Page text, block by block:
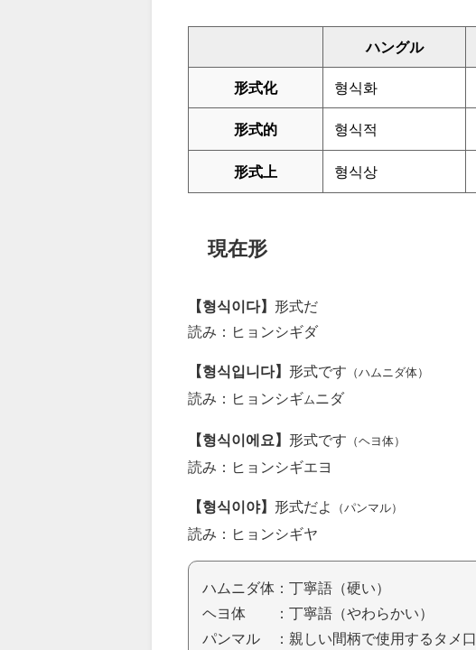
ハングル
形式化 형식화
形式的 형식적
形式上 형식상
現在形
【형식이다】 形式だ
読み：ヒョンシギダ
【형식입니다】 形式です （ハムニダ体）
読み：ヒョンシギム ニダ
【형식이에요】 形式です （ヘヨ体）
読み：ヒョンシギエヨ
【형식이야】 形式だよ （パンマル）
読み：ヒョンシギヤ
ハムニダ体：丁寧語（硬い）
ヘヨ体 ：丁寧語（やわらかい）
パンマル ：親しい間柄で使用するタメ口